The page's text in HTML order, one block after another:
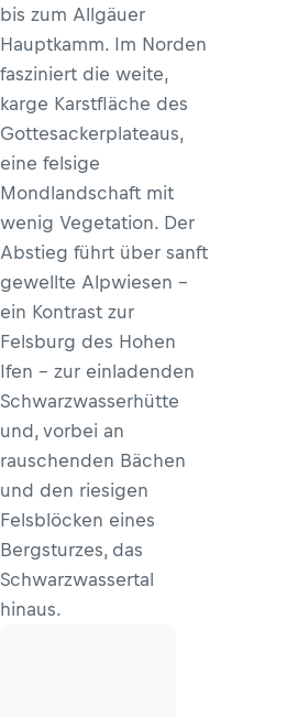
bis zum Allgäuer
Hauptkamm. Im Norden
fasziniert die weite,
karge Karstfläche des
Gottesackerplateaus,
eine felsige
Mondlandschaft mit
wenig Vegetation. Der
Abstieg führt über sanft
gewellte Alpwiesen –
ein Kontrast zur
Felsburg des Hohen
Ifen – zur einladenden
Schwarzwasserhütte
und, vorbei an
rauschenden Bächen
und den riesigen
Felsblöcken eines
Bergsturzes, das
Schwarzwassertal
hinaus.